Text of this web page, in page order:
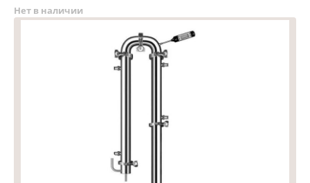
Нет в наличии